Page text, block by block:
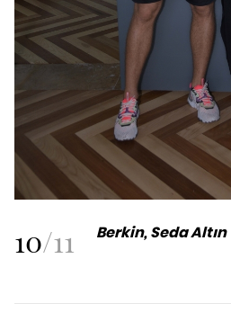
10/11 Berkin, Seda Altın